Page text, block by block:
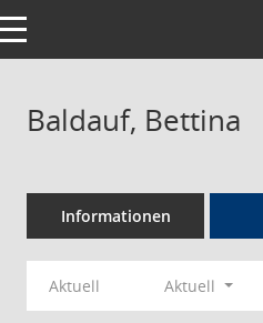
navigation
Baldauf, Bettina
Informationen
Aktuell Aktuell